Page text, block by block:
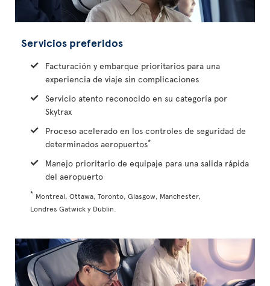
Servicios preferidos
Facturación y embarque prioritarios para una
experiencia de viaje sin complicaciones
Servicio atento reconocido en su categoría por
Skytrax
Proceso acelerado en los controles de seguridad de
determinados aeropuertos*
Manejo prioritario de equipaje para una salida rápida
del aeropuerto
* Montreal, Ottawa, Toronto, Glasgow, Manchester,
Londres Gatwick y Dublin.